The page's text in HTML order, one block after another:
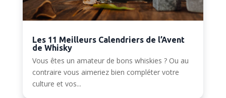
Les 11 Meilleurs Calendriers de l’Avent
de Whisky
Vous êtes un amateur de bons whiskies ? Ou au
contraire vous aimeriez bien compléter votre
culture et vos...